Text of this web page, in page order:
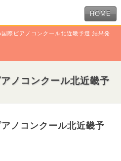
HOME
際ピアノコンクール北近畿予選 結果発
ノコンクール北近畿予
ノコンクール北近畿予